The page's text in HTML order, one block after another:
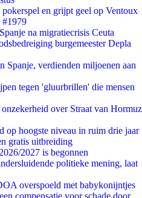
en grijpt geel op Ventoux
#1979
na migratiecrisis Ceuta
burgemeester Depla
Spanje, verdienden miljoenen aan
tegen 'gluurbrillen' die mensen
over Straat van Hormuz
op hoogste niveau in ruim drie jaar
gratis uitbreiding
2027 is begonnen
politieke mening, laat
overspoeld met babykonijntjes
compensatie voor schade door